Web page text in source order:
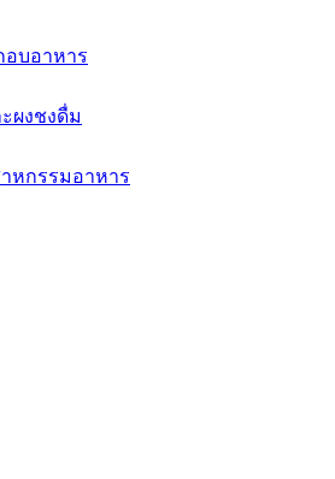
อบอาหาร
ผงชงดื่ม
หกรรมอาหาร